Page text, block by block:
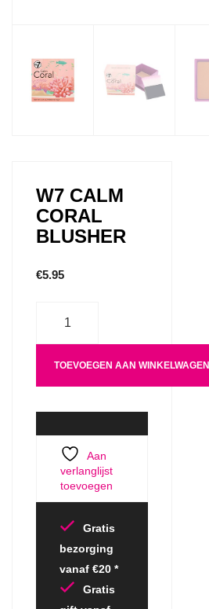
W7 CALM
CORAL
BLUSHER
€5.95
TOEVOEGEN AAN WINKELWAGEN
Aan
verlanglijst
toevoegen
Gratis
bezorging
vanaf €20 *
Gratis